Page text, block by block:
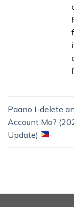
Paano I-delete
Account Mo?
Update)